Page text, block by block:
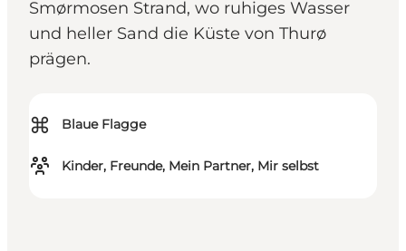
Smørmosen Strand, wo ruhiges Wasser
und heller Sand die Küste von Thurø
prägen.
⌘ Blaue Flagge
Kinder, Freunde, Mein Partner, Mir selbst